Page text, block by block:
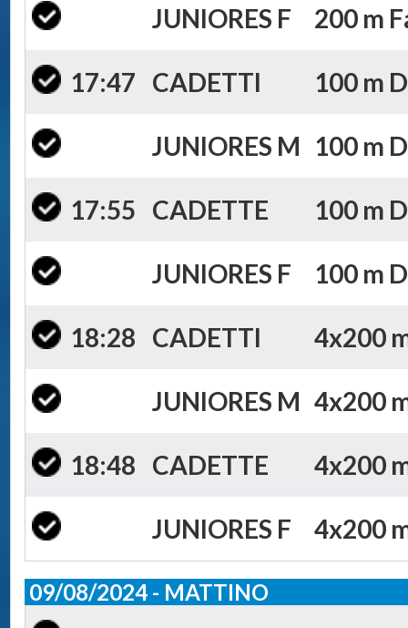
JUNIORES F 200 m
17:47 CADETTI 100 m
JUNIORES M 100 m
17:55 CADETTE 100 m
JUNIORES F 100 m
18:28 CADETTI 4x200
JUNIORES M 4x200
18:48 CADETTE 4x200
JUNIORES F 4x200
09/08/2024 - MATTINO